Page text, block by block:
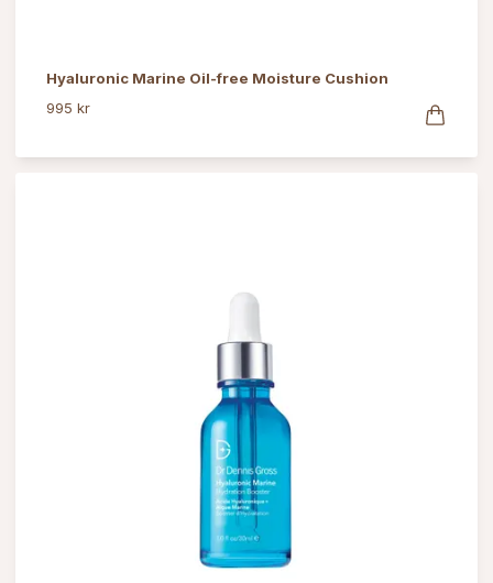
Hyaluronic Marine Oil-free Moisture Cushion
995 kr